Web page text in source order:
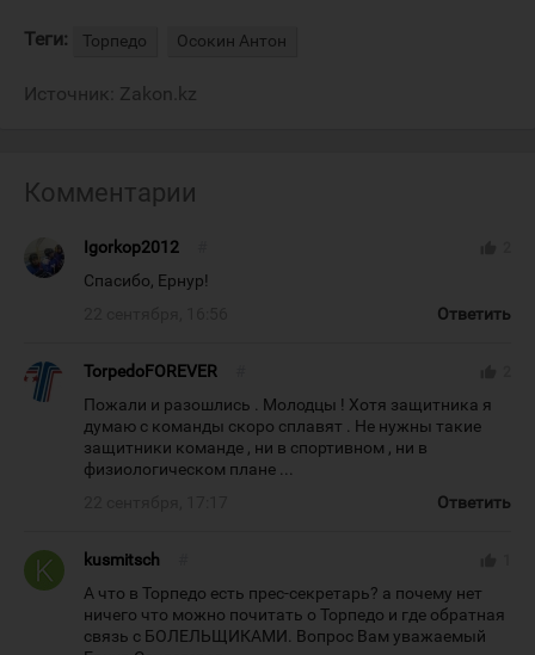
Теги: Торпедо Осокин Антон
Источник: Zakon.kz
Комментарии
Igorkop2012
Спасибо, Ернур!
Ответить
TorpedoFOREVER
Пожали и разошлись . Молодцы ! Хотя защитника я
думаю с команды скоро сплавят . Не нужны такие
защитники команде , ни в спортивном , ни в
физиологическом плане ...
Ответить
kusmitsch
А что в Торпедо есть прес-секретарь? а почему нет
ничего что можно почитать о Торпедо и где обратная
связь с БОЛЕЛЬЩИКАМИ. Вопрос Вам уважаемый